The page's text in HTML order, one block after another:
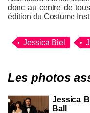
donc au centre de
édition du Costume
Jessica Biel
Les photos
Jessica
Ball